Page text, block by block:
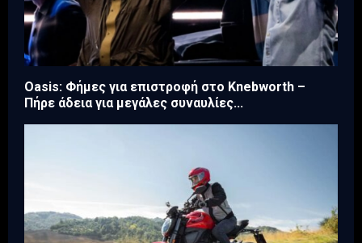
Oasis: Φήμες για επιστροφή στο Knebworth –
Πήρε άδεια για μεγάλες συναυλίες...